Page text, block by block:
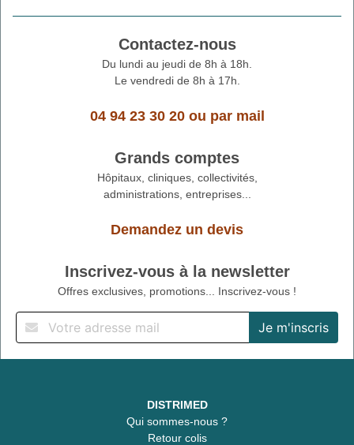
Contactez-nous
Du lundi au jeudi de 8h à 18h.
Le vendredi de 8h à 17h.
04 94 23 30 20ou par mail
Grands comptes
Hôpitaux, cliniques, collectivités,
administrations, entreprises...
Demandez un devis
Inscrivez-vous à la newsletter
Offres exclusives, promotions... Inscrivez-vous !
DISTRIMED
Qui sommes-nous ?
Retour colis